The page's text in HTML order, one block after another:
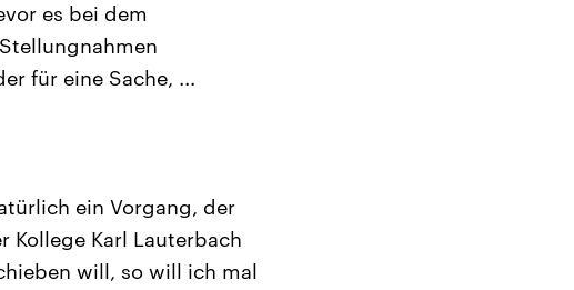
es bei dem
für eine Sache, ...
ein Vorgang, der
Kollege Karl Lauterbach
will, so will ich mal